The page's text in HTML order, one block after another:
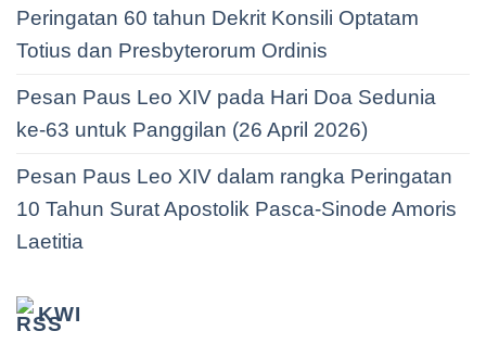
Peringatan 60 tahun Dekrit Konsili Optatam
Totius dan Presbyterorum Ordinis
Pesan Paus Leo XIV pada Hari Doa Sedunia
ke-63 untuk Panggilan (26 April 2026)
Pesan Paus Leo XIV dalam rangka Peringatan
10 Tahun Surat Apostolik Pasca-Sinode Amoris
Laetitia
KWI